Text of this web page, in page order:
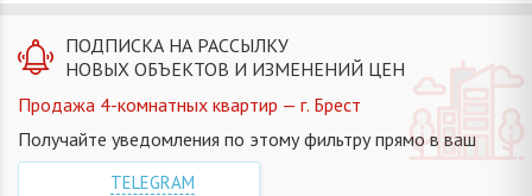
ПОДПИСКА НА РАССЫЛКУ
НОВЫХ ОБЪЕКТОВ И ИЗМЕНЕНИЙ ЦЕН
Продажа 4-комнатных квартир — г. Брест
Получайте уведомления по этому фильтру прямо в ваш
TELEGRAM